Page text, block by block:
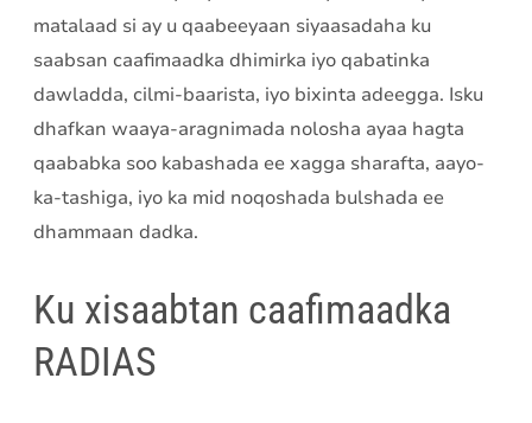
matalaad si ay u qaabeeyaan siyaasadaha ku
saabsan caafimaadka dhimirka iyo qabatinka
dawladda, cilmi-baarista, iyo bixinta adeegga. Isku
dhafkan waaya-aragnimada nolosha ayaa hagta
qaababka soo kabashada ee xagga sharafta, aayo-
ka-tashiga, iyo ka mid noqoshada bulshada ee
dhammaan dadka.
Ku xisaabtan caafimaadka
RADIAS